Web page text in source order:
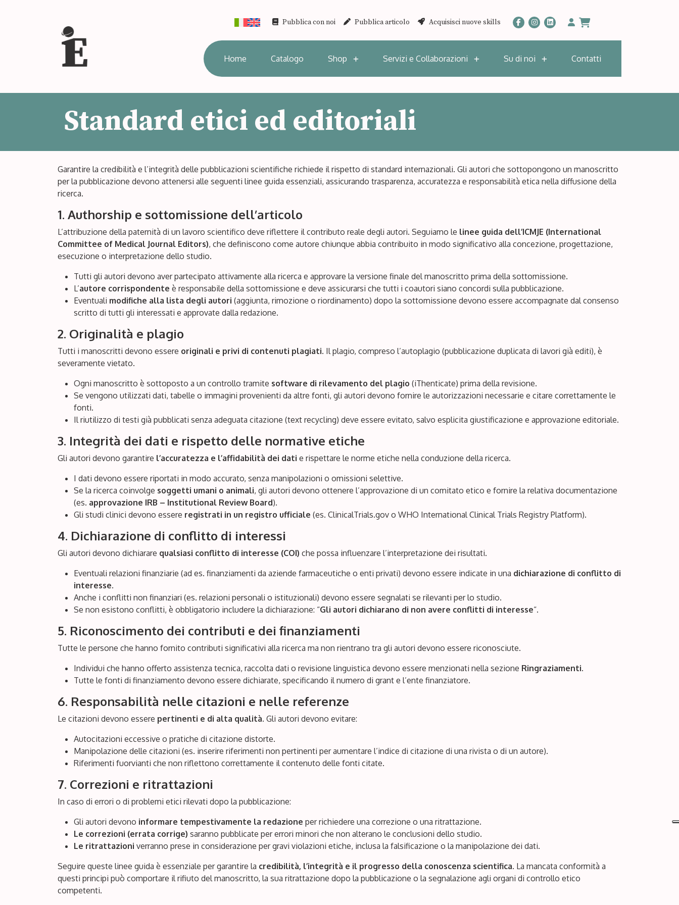
Pubblica con noi Pubblica articolo Acquisisci nuove skills
Home Catalogo Shop Servizi e Collaborazioni Su di noi Contatti
Standard etici ed editoriali
Garantire la credibilità e l’integrità delle pubblicazioni scientifiche richiede il rispetto di standard internazionali. Gli autori che sottopongono un manoscritto
per la pubblicazione devono attenersi alle seguenti linee guida essenziali, assicurando trasparenza, accuratezza e responsabilità etica nella diffusione della
ricerca.
1. Authorship e sottomissione dell’articolo
L’attribuzione della paternità di un lavoro scientifico deve riflettere il contributo reale degli autori. Seguiamo le linee guida dell’ICMJE (International
Committee of Medical Journal Editors), che definiscono come autore chiunque abbia contribuito in modo significativo alla concezione, progettazione,
esecuzione o interpretazione dello studio.
Tutti gli autori devono aver partecipato attivamente alla ricerca e approvare la versione finale del manoscritto prima della sottomissione.
L’autore corrispondente è responsabile della sottomissione e deve assicurarsi che tutti i coautori siano concordi sulla pubblicazione.
Eventuali modifiche alla lista degli autori (aggiunta, rimozione o riordinamento) dopo la sottomissione devono essere accompagnate dal consenso
scritto di tutti gli interessati e approvate dalla redazione.
2. Originalità e plagio
Tutti i manoscritti devono essere originali e privi di contenuti plagiati. Il plagio, compreso l’autoplagio (pubblicazione duplicata di lavori già editi), è
severamente vietato.
Ogni manoscritto è sottoposto a un controllo tramite software di rilevamento del plagio (iThenticate) prima della revisione.
Se vengono utilizzati dati, tabelle o immagini provenienti da altre fonti, gli autori devono fornire le autorizzazioni necessarie e citare correttamente le
fonti.
Il riutilizzo di testi già pubblicati senza adeguata citazione (text recycling) deve essere evitato, salvo esplicita giustificazione e approvazione editoriale.
3. Integrità dei dati e rispetto delle normative etiche
Gli autori devono garantire l’accuratezza e l’affidabilità dei dati e rispettare le norme etiche nella conduzione della ricerca.
I dati devono essere riportati in modo accurato, senza manipolazioni o omissioni selettive.
Se la ricerca coinvolge soggetti umani o animali, gli autori devono ottenere l’approvazione di un comitato etico e fornire la relativa documentazione
(es. approvazione IRB – Institutional Review Board).
Gli studi clinici devono essere registrati in un registro ufficiale (es. ClinicalTrials.gov o WHO International Clinical Trials Registry Platform).
4. Dichiarazione di conflitto di interessi
Gli autori devono dichiarare qualsiasi conflitto di interesse (COI) che possa influenzare l’interpretazione dei risultati.
Eventuali relazioni finanziarie (ad es. finanziamenti da aziende farmaceutiche o enti privati) devono essere indicate in una dichiarazione di conflitto di
interesse.
Anche i conflitti non finanziari (es. relazioni personali o istituzionali) devono essere segnalati se rilevanti per lo studio.
Se non esistono conflitti, è obbligatorio includere la dichiarazione: “Gli autori dichiarano di non avere conflitti di interesse“.
5. Riconoscimento dei contributi e dei finanziamenti
Tutte le persone che hanno fornito contributi significativi alla ricerca ma non rientrano tra gli autori devono essere riconosciute.
Individui che hanno offerto assistenza tecnica, raccolta dati o revisione linguistica devono essere menzionati nella sezione Ringraziamenti.
Tutte le fonti di finanziamento devono essere dichiarate, specificando il numero di grant e l’ente finanziatore.
6. Responsabilità nelle citazioni e nelle referenze
Le citazioni devono essere pertinenti e di alta qualità. Gli autori devono evitare:
Autocitazioni eccessive o pratiche di citazione distorte.
Manipolazione delle citazioni (es. inserire riferimenti non pertinenti per aumentare l’indice di citazione di una rivista o di un autore).
Riferimenti fuorvianti che non riflettono correttamente il contenuto delle fonti citate.
7. Correzioni e ritrattazioni
In caso di errori o di problemi etici rilevati dopo la pubblicazione:
Gli autori devono informare tempestivamente la redazione per richiedere una correzione o una ritrattazione.
Le correzioni (errata corrige) saranno pubblicate per errori minori che non alterano le conclusioni dello studio.
Le ritrattazioni verranno prese in considerazione per gravi violazioni etiche, inclusa la falsificazione o la manipolazione dei dati.
Seguire queste linee guida è essenziale per garantire la credibilità, l’integrità e il progresso della conoscenza scientifica. La mancata conformità a
questi principi può comportare il rifiuto del manoscritto, la sua ritrattazione dopo la pubblicazione o la segnalazione agli organi di controllo etico
competenti.